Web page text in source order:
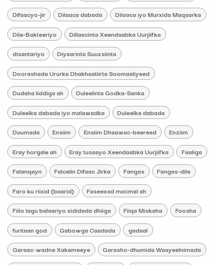
Difaacyo-jir Dilaaca dabada Dilaaca iyo Murxida Maqaarka
Dile-Bakteeriyo Dillaacinta Xeendaabka Uurjiifka
disantariyo Diyaarinta Suuxsiinta
Doorashada Ururka Dhakhaatiirta Soomaaliyeed
Dudaha liddiga ah Duleelinta Godka-Sanka
Duleelka dabada iyo malawadka Duleelka dabada
Duumada Ensiim Ensiim Dhaawac-beereed Enziim
Eray horgale ah Eray tusaayo Xeendaabka Uurjiifka Faaliga
Falanqayn Falcelin Difaac Jirka Fangas Fangas-dile
Faro ku riixid (baarid) Faseexad macmal ah
Fiilo lagu balaariyo xididada dhiiga Fiiqa Miskaha Foosha
furitaan god Gabowga Caadada gadaal
Garaac-wadne Xakameeye Garasho-dhumida Waayeelnimada